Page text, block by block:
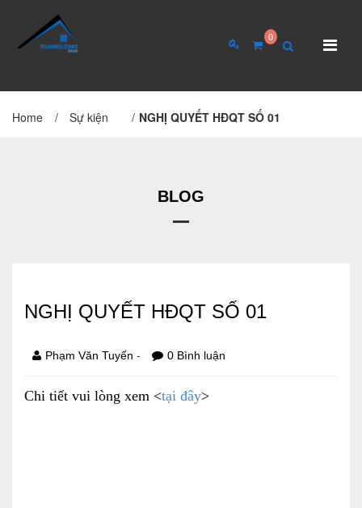
0
TRANG CHỦ GIỚI THIỆU
Hồ sơ năng lực
Tin tức cổ đông
Đại hội cổ đông
Home / Sự kiện / NGHỊ QUYẾT HĐQT SỐ 01
BLOG
NGHỊ QUYẾT HĐQT SỐ 01
Phạm Văn Tuyến - 0 Bình luận
Chi tiết vui lòng xem <tại đây>